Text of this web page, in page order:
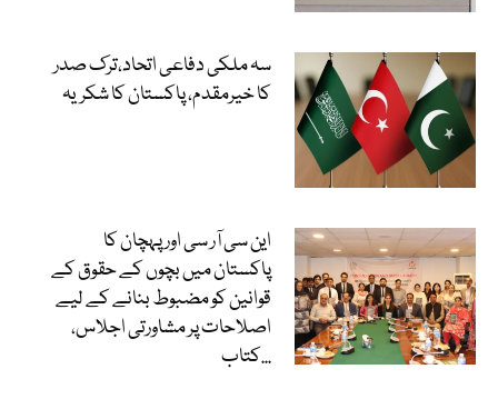
سہ ملکی دفاعی اتحاد،ترک صدر
کا خیرمقدم، پاکستان کا شکریہ
این سی آر سی اور پہچان کا
پاکستان میں بچوں کے حقوق کے
قوانین کو مضبوط بنانے کے لیے
اصلاحات پر مشاورتی اجلاس،
کتاب...